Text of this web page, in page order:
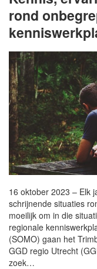
rond
16 oktober 2023 – Elk
schrijnende situaties
moeilijk om in die
regionale
(SOMO) gaan het
GGD regio Utrecht
zoek…